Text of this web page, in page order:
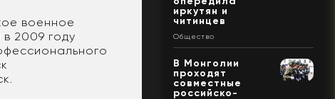
военное
2009 году
иркутян и
читинцев
Общество
В Монголии
проходят
совместные
российско-